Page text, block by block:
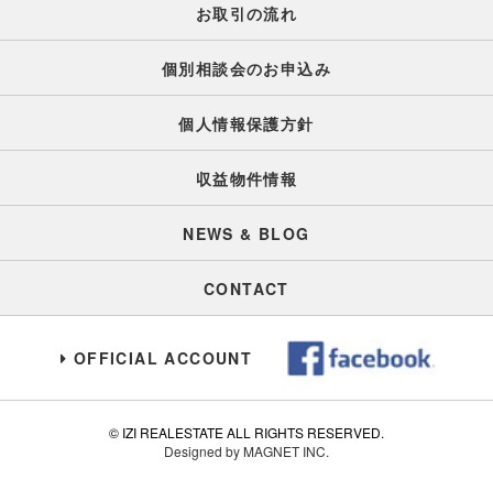
お取引の流れ
個別相談会のお申込み
個人情報保護方針
収益物件情報
NEWS & BLOG
CONTACT
OFFICIAL ACCOUNT
© IZI REALESTATE ALL RIGHTS RESERVED.
Designed by MAGNET INC.